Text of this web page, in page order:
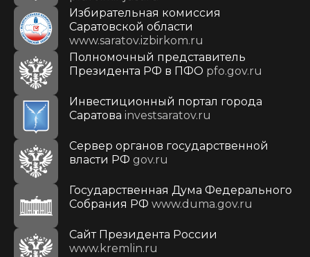
Избирательная комиссия
Саратовской области
www.saratov.izbirkom.ru
Полномочный представитель
Президента РФ в ПФО pfo.gov.ru
Инвестиционный портал города
Саратова investsaratov.ru
Сервер органов государственной
власти РФ gov.ru
Государственная Дума Федерального
Собрания РФ www.duma.gov.ru
Cайт Президента России
www.kremlin.ru